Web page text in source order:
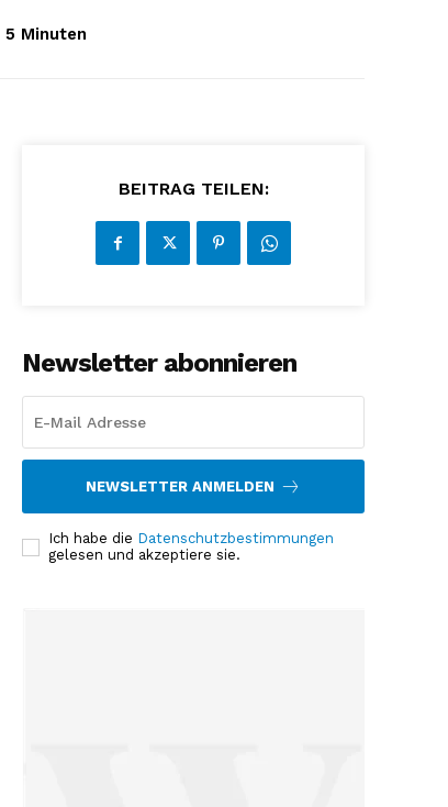
5 Minuten
BEITRAG TEILEN:
Newsletter abonnieren
NEWSLETTER ANMELDEN
Ich habe die Datenschutzbestimmungen
gelesen und akzeptiere sie.